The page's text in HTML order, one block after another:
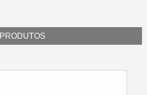
PRODUTOS